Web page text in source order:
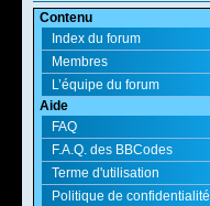
Contenu
Index du forum
Membres
L’équipe du forum
Aide
FAQ
F.A.Q. des BBCodes
Terme d'utilisation
Politique de confidentialité